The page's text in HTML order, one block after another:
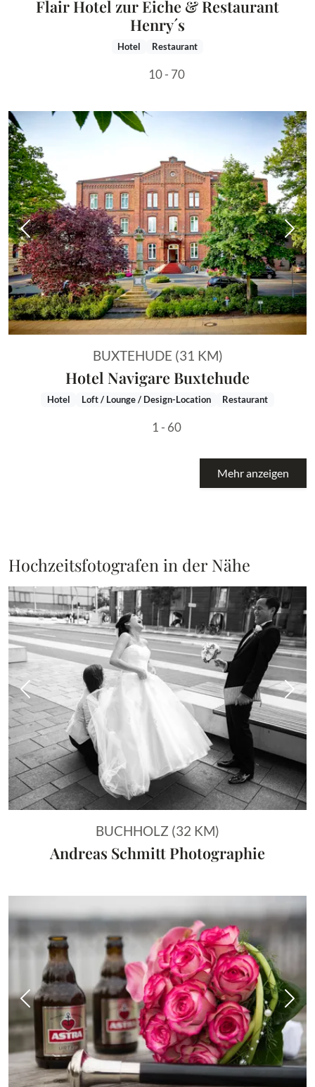
Flair Hotel zur Eiche & Restaurant
Henry´s
Hotel Restaurant
10 - 70
Vorheriges Bild
BUXTEHUDE (31 KM)
Hotel Navigare Buxtehude
Hotel Loft / Lounge / Design-Location Restaurant
1 - 60
Mehr anzeigen
Hochzeitsfotografen in der Nähe
Vorheriges Bild
BUCHHOLZ (32 KM)
Andreas Schmitt Photographie
Vorheriges Bild